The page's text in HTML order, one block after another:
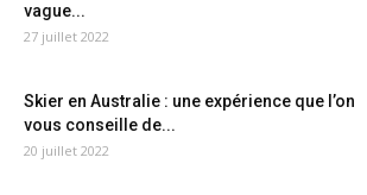
vague...
27 juillet 2022
Skier en Australie : une expérience que l’on
vous conseille de...
20 juillet 2022